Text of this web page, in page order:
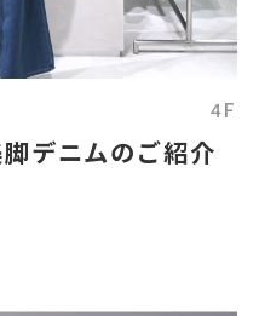
4F
デニムのご紹介